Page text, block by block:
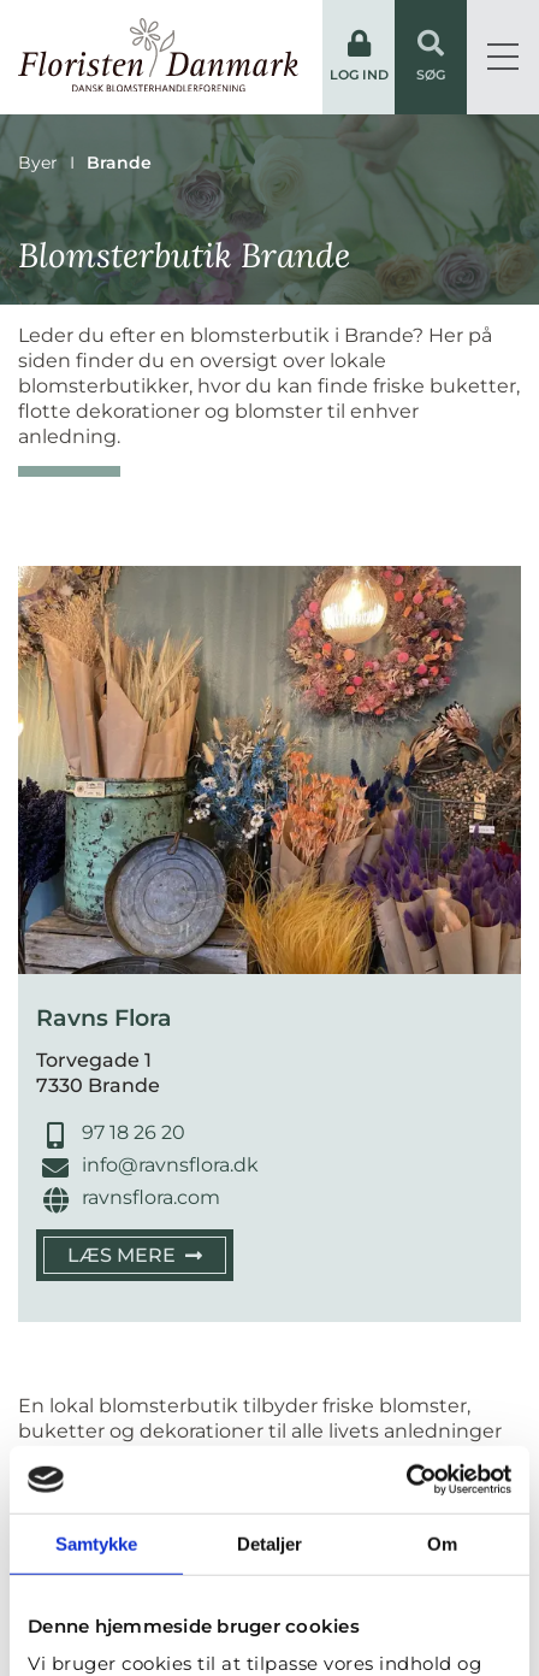
Samtykke Detaljer Om
Denne hjemmeside bruger cookies
Vi bruger cookies til at tilpasse vores indhold og
LOG IND SØG
Byer Brande
Blomsterbutik Brande
Leder du efter en blomsterbutik i Brande? Her på
siden finder du en oversigt over lokale
blomsterbutikker, hvor du kan finde friske buketter,
flotte dekorationer og blomster til enhver
anledning.
Ravns Flora
Torvegade 1
7330 Brande
97 18 26 20
info@ravnsflora.dk
ravnsflora.com
LÆS MERE
En lokal blomsterbutik tilbyder friske blomster,
buketter og dekorationer til alle livets anledninger
begravelse. Hos en blomsterbutik i Brande får du
personlig betjening, uanset om du henter selv eller
får leveret direkte til døren.
blomsterbutikker i Brande, der er en del af Floristen
Danmark.